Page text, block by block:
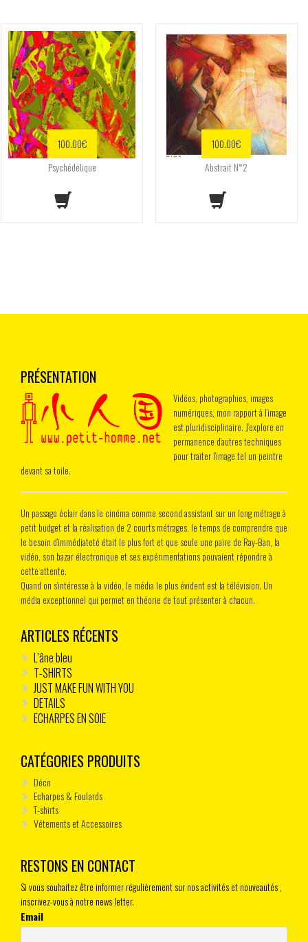
100.00€
Psychédélique
100.00€
Abstrait N°2
PRÉSENTATION
Vidéos, photographies, images
numériques, mon rapport à l’image
est pluridisciplinaire. J’explore en
permanence d’autres techniques
pour traiter l’image tel un peintre
devant sa toile.
Un passage éclair dans le cinéma comme second assistant sur un long métrage à
petit budget et la réalisation de 2 courts métrages, le temps de comprendre que
le besoin d’immédiateté était le plus fort et que seule une paire de Ray-Ban, la
vidéo, son bazar électronique et ses expérimentations pouvaient répondre à
cette attente.
Quand on s’intéresse à la vidéo, le média le plus évident est la télévision. Un
média exceptionnel qui permet en théorie de tout présenter à chacun.
ARTICLES RÉCENTS
L’âne bleu
T-SHIRTS
JUST MAKE FUN WITH YOU
DETAILS
ECHARPES EN SOIE
CATÉGORIES PRODUITS
Déco
Echarpes & Foulards
T-shirts
Vétements et Accessoires
RESTONS EN CONTACT
Si vous souhaitez être informer régulièrement sur nos activités et nouveautés ,
inscrivez-vous à notre news letter.
Email